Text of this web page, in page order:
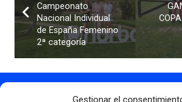
Gestionar el
Campeonato
Nacional Individual
de España Femenino
2ª categoría